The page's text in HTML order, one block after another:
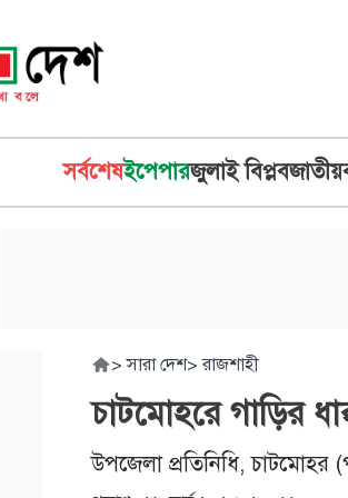
সর্বশেষইপেপারজুলাই বিপ্লবজাতীয়
> সারা দেশ> রাজশাহী
চাটমোহরে গাড়ির
উপজেলা প্রতিনিধি, চাটমোহর